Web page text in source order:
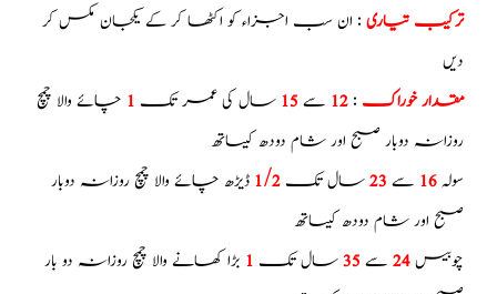
ترکیب تیاری : ان سب اجزاء کو اکٹھا کر کے یکجان مکس کر
دیں
مقدار خوراک :
12 سے15 سال کی عمر تک 1 چائے والا چمچ
روزانہ دوبار صبح اور شام دودھ کیساتھ
سولہ16 سے 23سال تک1/2 ڈیڑھ چائے والا چمچ روزانہ دوبار
صبح اور شام دودھ کیساتھ
چوبیس24 سے35سال تک 1 بڑا کھانے والا چمچ روزانہ دو بار